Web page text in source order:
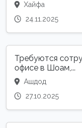
Хайфа
24.11.2025
Требуются
офисе в Шоам,...
Ашдод
27.10.2025